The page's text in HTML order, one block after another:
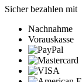
Sicher bezahlen mit
Nachnahme
Vorauskasse